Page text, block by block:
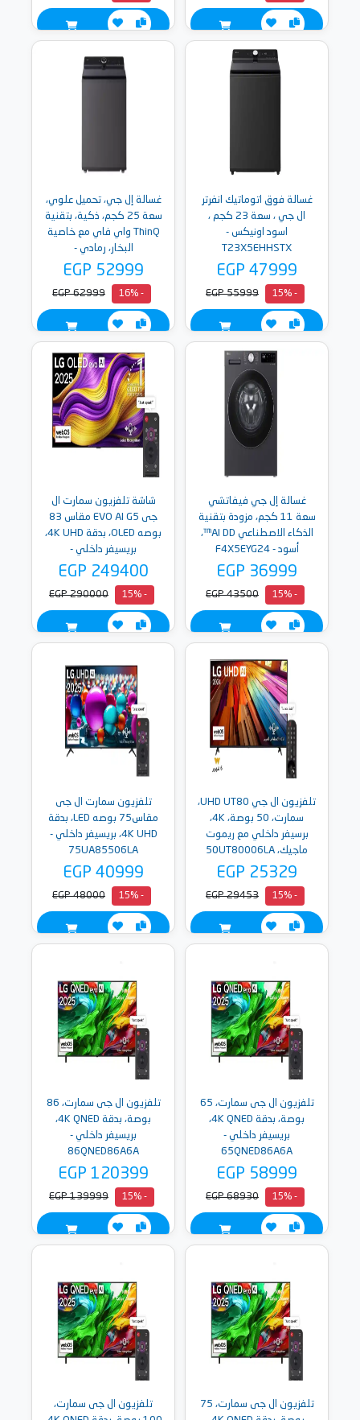
غسالة فوق اتوماتيك انفرتر
ال جي ، سعة 23 كجم ،
اسود اونيكس -
T23X5EHHSTX
EGP 47999
- 15%
EGP 55999
غسالة إل جي، تحميل علوي،
سعة 25 كجم، ذكية، بتقنية
ThinQ واي فاي مع خاصية
البخار، رمادي -
T25X7EFHTTP
EGP 52999
- 16%
EGP 62999
غسالة إل جي فيفاتشي
سعة 11 كجم، مزودة بتقنية
الذكاء الاصطناعي AI DD™،
أسود - F4X5EYG24
EGP 36999
- 15%
EGP 43500
شاشة تلفزيون سمارت ال
جى EVO AI G5 مقاس 83
بوصه OLED، بدقة 4K UHD،
بريسيفر داخلي -
OLED83G56LA
EGP 249400
- 15%
EGP 290000
تلفزيون ال جي UHD UT80،
سمارت، 50 بوصة، 4K،
برسيفر داخلي مع ريموت
ماجيك، 50UT80006LA
- 2024
EGP 25329
- 15%
EGP 29453
تلفزيون سمارت ال جى
مقاس75 بوصه LED، بدقة
4K UHD، بريسيفر داخلي -
75UA85506LA
EGP 40999
- 15%
EGP 48000
تلفزيون ال جى سمارت، 65
بوصة، بدقة 4K QNED،
بريسيفر داخلي -
65QNED86A6A
EGP 58999
- 15%
EGP 68930
تلفزيون ال جى سمارت، 86
بوصة، بدقة 4K QNED،
بريسيفر داخلي -
86QNED86A6A
EGP 120399
- 15%
EGP 139999
تلفزيون ال جى سمارت، 75
تلفزيون ال جى سمارت،